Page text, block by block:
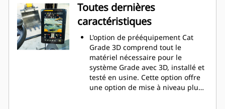
Toutes dernières
caractéristiques
L'option de prééquipement Cat
Grade 3D comprend tout le
matériel nécessaire pour le
système Grade avec 3D, installé et
testé en usine. Cette option offre
une option de mise à niveau plus